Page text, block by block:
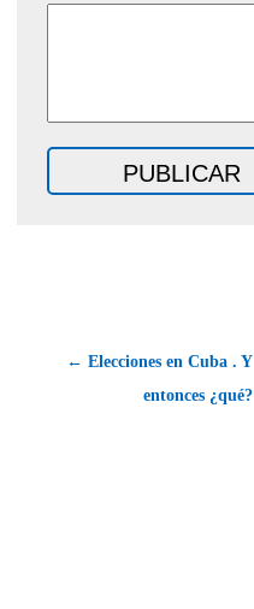
← Elecciones en Cuba . Y
entonces ¿qué?